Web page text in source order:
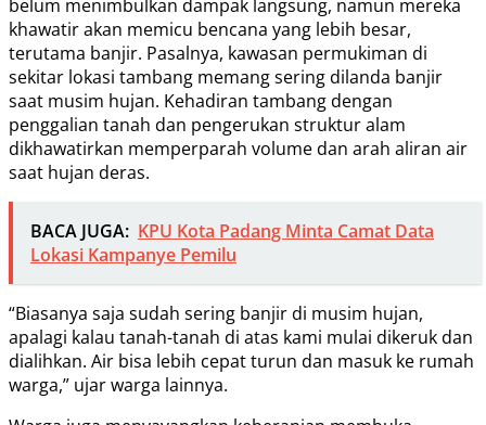
belum menimbulkan dampak langsung, namun mereka
khawatir akan memicu bencana yang lebih besar,
terutama banjir. Pasalnya, kawasan permukiman di
sekitar lokasi tambang memang sering dilanda banjir
saat musim hujan. Kehadiran tambang dengan
penggalian tanah dan pengerukan struktur alam
dikhawatirkan memperparah volume dan arah aliran air
saat hujan deras.
BACA JUGA: KPU Kota Padang Minta Camat Data
Lokasi Kampanye Pemilu
“Biasanya saja sudah sering banjir di musim hujan,
apalagi kalau tanah-tanah di atas kami mulai dikeruk dan
dialihkan. Air bisa lebih cepat turun dan masuk ke rumah
warga,” ujar warga lainnya.